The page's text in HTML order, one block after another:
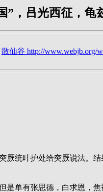
”，吕光西征，龟
散仙谷 http://www.webjb.org/
统叶护处给突厥说法。
单有张思德，白求恩，